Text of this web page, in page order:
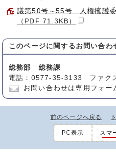
議第50号～55号 人権擁護
（PDF 71.3KB）
このページに関する お問い合わ
総務部 総務課
電話：0577-35-3133 ファク
お問い合わせは専用フォー
前のページへ戻る
PC表示 スマ